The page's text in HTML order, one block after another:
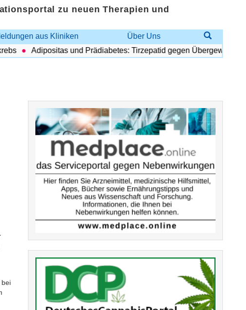
zu neuen Therapien und
aus Kliniken
Über Uns
Adipositas und Prädiabetes: Tirzepatid gegen Übergewicht und
bei